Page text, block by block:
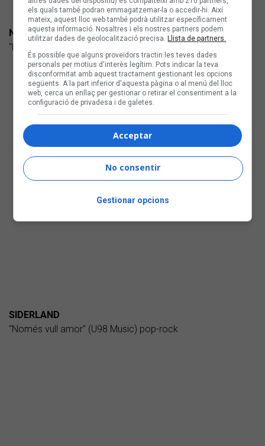
NINOT
"L'animal" (autoeditat) pop-rock
SIDERLAND
"Només vull amor" (U98 Music) pop-rock
els quals també podran emmagatzemar-la o accedir-hi. Així
mateix, aquest lloc web també podrà utilitzar específicament
aquesta informació. Nosaltres i els nostres partners podem
utilitzar dades de geolocalització precisa. Llista de partners.
És possible que alguns proveïdors tractin les teves dades
personals per motius d'interès legítim. Pots indicar la teva
disconformitat amb aquest tractament gestionant les opcions
següents. A la part inferior d'aquesta pàgina o al menú del lloc
web, cerca un enllaç per gestionar o retirar el consentiment a la
configuració de privadesa i de galetes.
Acceptar
No consentir
Gestionar opcions